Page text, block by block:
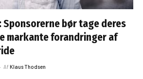
Sponsorerne bør tage deres
markante forandringer af
AfKlaus Thodsen